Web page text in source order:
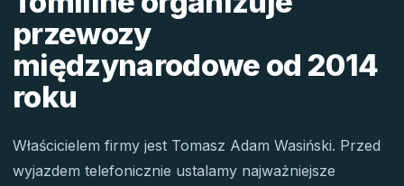
przewozy
międzynarodowe od 2014
roku
Właścicielem firmy jest Tomasz Adam Wasiński. Przed
wyjazdem telefonicznie ustalamy najważniejsze